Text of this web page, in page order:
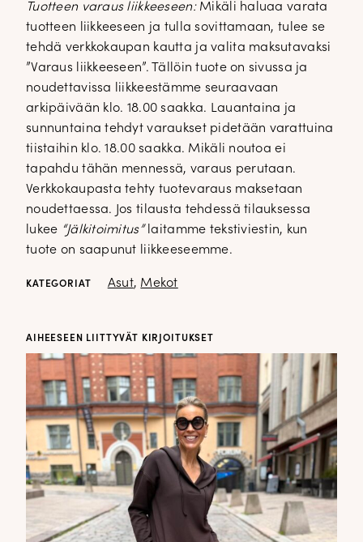
Tuotteen varaus liikkeeseen:Mikäli haluaa varata
tuotteen liikkeeseen ja tulla sovittamaan, tulee se
tehdä verkkokaupan kautta ja valita maksutavaksi
”Varaus liikkeeseen”. Tällöin tuote on sivussa ja
noudettavissa liikkeestämme seuraavaan
arkipäivään klo. 18.00 saakka. Lauantaina ja
sunnuntaina tehdyt varaukset pidetään varattuina
tiistaihin klo. 18.00 saakka. Mikäli noutoa ei
tapahdu tähän mennessä, varaus perutaan.
Verkkokaupasta tehty tuotevaraus maksetaan
noudettaessa. Jos tilausta tehdessä tilauksessa
lukee “Jälkitoimitus”laitamme tekstiviestin, kun
tuote on saapunut liikkeeseemme.
KATEGORIAT Asut, Mekot
AIHEESEEN LIITTYVÄT KIRJOITUKSET